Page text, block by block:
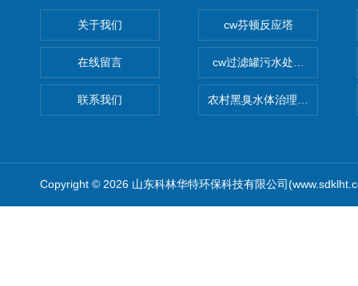
关于我们
在线留言
联系我们
cw芬顿反应塔
cw过滤罐污水处理设备 多介
农村黑臭水体治理设备
Copyright © 2026 山东科林华特环保科技有限公司